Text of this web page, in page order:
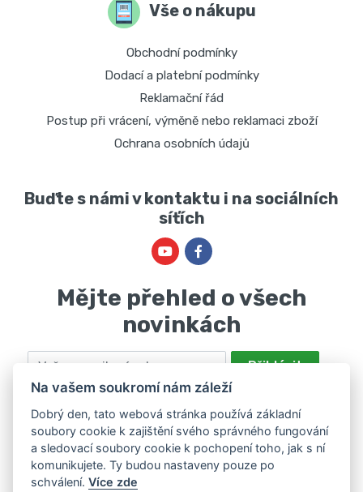
Vše o nákupu
Obchodní podmínky
Dodací a platební podmínky
Reklamační řád
Postup při vrácení, výměně nebo reklamaci zboží
Ochrana osobních údajů
Buďte s námi v kontaktu i na sociálních
síťích
Mějte přehled o všech
novinkách
Email Přihlásit
Odesláním souhlasíte se zpracováním osobních údajů za účelem
nabízení a zpracování marketingových nabídek společností Marie
Haščáková, IČ: 48488861 se sídlem Bánov 697. Máte právo svůj
souhlas odvolat. Více informací vzásadách zpracování osobních
údajů.
Na vašem soukromí nám záleží
Dobrý den, tato webová stránka používá základní
soubory cookie k zajištění svého správného fungování
a sledovací soubory cookie k pochopení toho, jak s ní
komunikujete. Ty budou nastaveny pouze po
schválení.Více zde